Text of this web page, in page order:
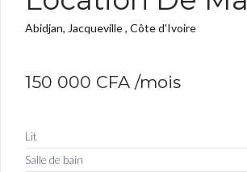
Abidjan, Jacqueville , Côte d'Ivoire
150 000 CFA /mois
Lit
Salle de bain